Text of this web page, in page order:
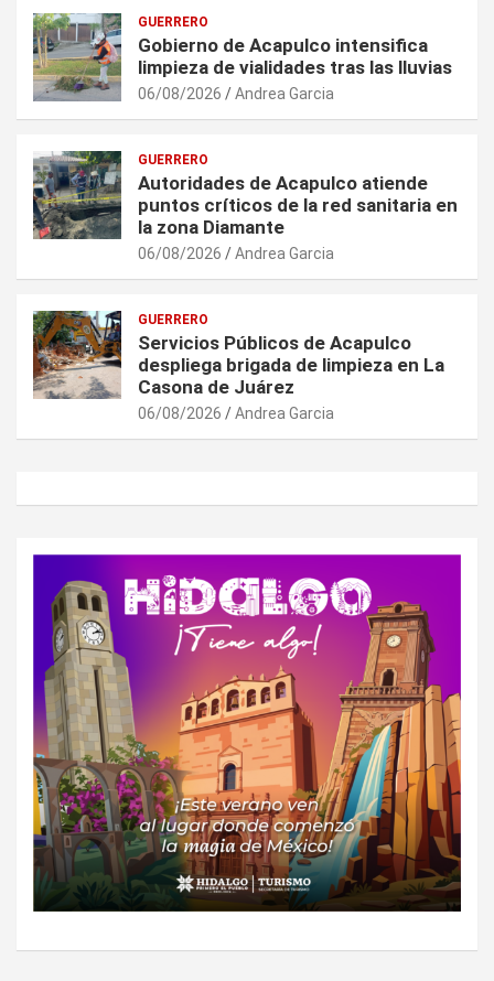
GUERRERO
Gobierno de Acapulco intensifica
limpieza de vialidades tras las lluvias
06/08/2026 Andrea Garcia
GUERRERO
Autoridades de Acapulco atiende
puntos críticos de la red sanitaria en
la zona Diamante
06/08/2026 Andrea Garcia
GUERRERO
Servicios Públicos de Acapulco
despliega brigada de limpieza en La
Casona de Juárez
06/08/2026 Andrea Garcia